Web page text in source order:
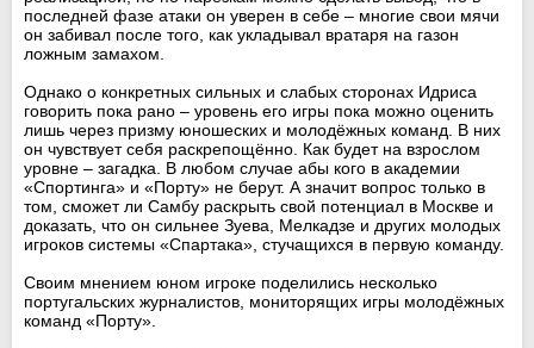
последней фазе атаки он уверен в себе – многие свои мячи
он забивал после того, как укладывал вратаря на газон
ложным замахом.
Однако о конкретных сильных и слабых сторонах Идриса
говорить пока рано – уровень его игры пока можно оценить
лишь через призму юношеских и молодёжных команд. В них
он чувствует себя раскрепощённо. Как будет на взрослом
уровне – загадка. В любом случае абы кого в академии
«Спортинга» и «Порту» не берут. А значит вопрос только в
том, сможет ли Самбу раскрыть свой потенциал в Москве и
доказать, что он сильнее Зуева, Мелкадзе и других молодых
игроков системы «Спартака», стучащихся в первую команду.
Своим мнением юном игроке поделились несколько
португальских журналистов, мониторящих игры молодёжных
команд «Порту».